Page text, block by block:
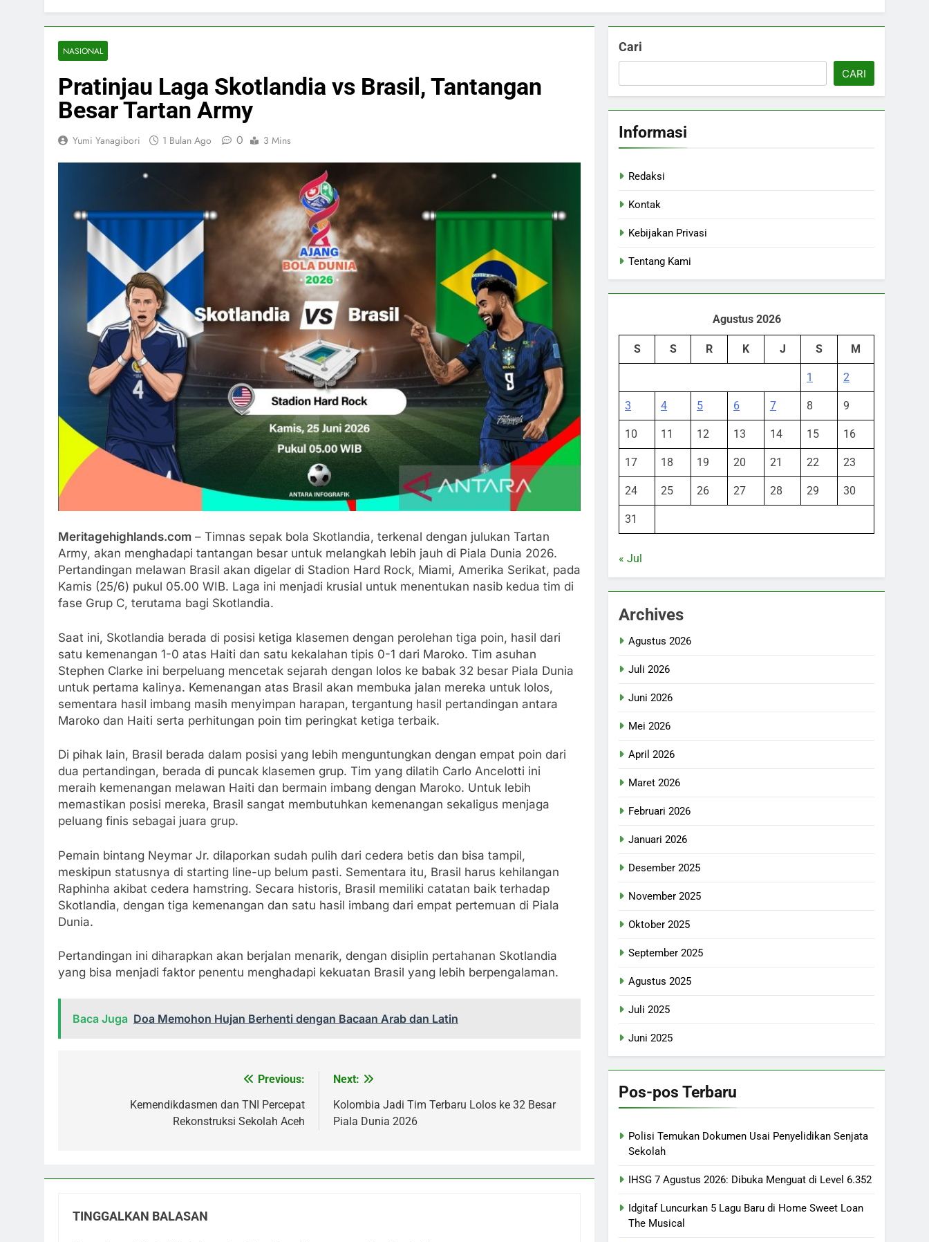
NASIONAL
Pratinjau Laga Skotlandia vs Brasil, Tantangan
Besar Tartan Army
Yumi Yanagibori 1 Bulan Ago 0 3 Mins
Meritagehighlands.com – Timnas sepak bola Skotlandia, terkenal dengan julukan Tartan
Army, akan menghadapi tantangan besar untuk melangkah lebih jauh di Piala Dunia 2026.
Pertandingan melawan Brasil akan digelar di Stadion Hard Rock, Miami, Amerika Serikat, pada
Kamis (25/6) pukul 05.00 WIB. Laga ini menjadi krusial untuk menentukan nasib kedua tim di
fase Grup C, terutama bagi Skotlandia.
Saat ini, Skotlandia berada di posisi ketiga klasemen dengan perolehan tiga poin, hasil dari
satu kemenangan 1-0 atas Haiti dan satu kekalahan tipis 0-1 dari Maroko. Tim asuhan
Stephen Clarke ini berpeluang mencetak sejarah dengan lolos ke babak 32 besar Piala Dunia
untuk pertama kalinya. Kemenangan atas Brasil akan membuka jalan mereka untuk lolos,
sementara hasil imbang masih menyimpan harapan, tergantung hasil pertandingan antara
Maroko dan Haiti serta perhitungan poin tim peringkat ketiga terbaik.
Di pihak lain, Brasil berada dalam posisi yang lebih menguntungkan dengan empat poin dari
dua pertandingan, berada di puncak klasemen grup. Tim yang dilatih Carlo Ancelotti ini
meraih kemenangan melawan Haiti dan bermain imbang dengan Maroko. Untuk lebih
memastikan posisi mereka, Brasil sangat membutuhkan kemenangan sekaligus menjaga
peluang finis sebagai juara grup.
Pemain bintang Neymar Jr. dilaporkan sudah pulih dari cedera betis dan bisa tampil,
meskipun statusnya di starting line-up belum pasti. Sementara itu, Brasil harus kehilangan
Raphinha akibat cedera hamstring. Secara historis, Brasil memiliki catatan baik terhadap
Skotlandia, dengan tiga kemenangan dan satu hasil imbang dari empat pertemuan di Piala
Dunia.
Pertandingan ini diharapkan akan berjalan menarik, dengan disiplin pertahanan Skotlandia
yang bisa menjadi faktor penentu menghadapi kekuatan Brasil yang lebih berpengalaman.
Baca Juga Doa Memohon Hujan Berhenti dengan Bacaan Arab dan Latin
Previous:
Kemendikdasmen dan TNI Percepat
Rekonstruksi Sekolah Aceh
Next:
Kolombia Jadi Tim Terbaru Lolos ke 32 Besar
Piala Dunia 2026
TINGGALKAN BALASAN
Cari
CARI
Informasi
Redaksi
Kontak
Kebijakan Privasi
Tentang Kami
Agustus 2026
S S R K J S M
1 2
3 4 5 6 7 8 9
10 11 12 13 14 15 16
17 18 19 20 21 22 23
24 25 26 27 28 29 30
31
« Jul
Archives
Agustus 2026
Juli 2026
Juni 2026
Mei 2026
April 2026
Maret 2026
Februari 2026
Januari 2026
Desember 2025
November 2025
Oktober 2025
September 2025
Agustus 2025
Juli 2025
Juni 2025
Pos-pos Terbaru
Polisi Temukan Dokumen Usai Penyelidikan Senjata
Sekolah
IHSG 7 Agustus 2026: Dibuka Menguat di Level 6.352
Idgitaf Luncurkan 5 Lagu Baru di Home Sweet Loan
The Musical